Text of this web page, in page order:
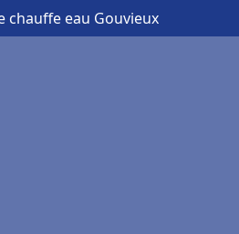
chauffe eau Gouvieux